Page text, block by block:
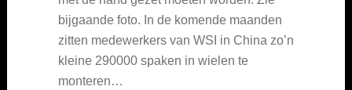
bijgaande foto. In de komende maanden
zitten medewerkers van WSI in China zo’n
kleine 290000 spaken in wielen te
monteren…